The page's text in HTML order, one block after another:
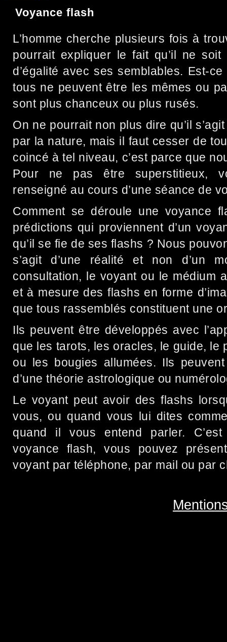
Voyance flash
L’homme cherche plusieurs fois à
pourrait expliquer le fait qu’il ne
d’égalité avec ses semblables. Est-
tous ne peuvent être les mêmes ou
sont plus chanceux ou plus rusés.
On ne pourrait non plus dire qu’il
par la nature, mais il faut cesser de
coincé à tel niveau, c’est parce que
Pour ne pas être superstitieux,
renseigné au cours d’une séance de
Comment se déroule une voyance
prédictions qui proviennent d’un
qu’il se fie de ses flashs ? Nous
s’agit d’une réalité et non d’un
consultation, le voyant ou le médium
et à mesure des flashs en forme
que tous rassemblés constituent une
Ils peuvent être développés avec
que les tarots, les oracles, le guide, le
ou les bougies allumées. Ils
d’une théorie astrologique ou
Le voyant peut avoir des flashs
vous, ou quand vous lui dites
quand il vous entend parler.
voyance flash, vous pouvez
voyant par téléphone, par mail ou par